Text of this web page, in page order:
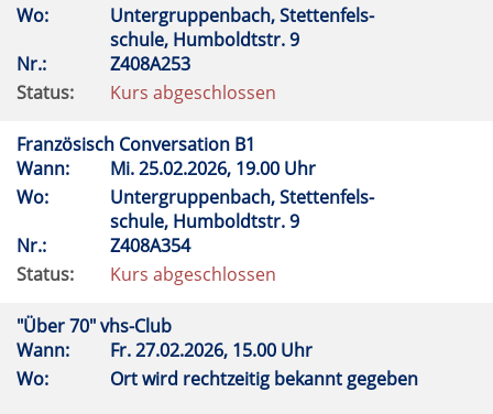
Wo:
Untergruppenbach, Stettenfels-
schule, Humboldtstr. 9
Nr.:
Z408A253
Status:
Kurs abgeschlossen
Französisch Conversation B1
Wann:
Mi.25.02.2026, 19.00 Uhr
Wo:
Untergruppenbach, Stettenfels-
schule, Humboldtstr. 9
Nr.:
Z408A354
Status:
Kurs abgeschlossen
"Über 70" vhs-Club
Wann:
Fr.27.02.2026, 15.00 Uhr
Wo:
Ort wird rechtzeitig bekannt gegeben